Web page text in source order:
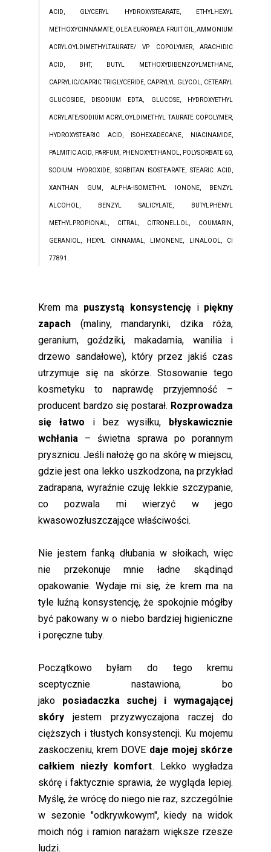
ACID, GLYCERYL HYDROXYSTEARATE, ETHYLHEXYL
METHOXYCINNAMATE, OLEA EUROPAEA FRUIT OIL, AMMONIUM
ACRYLOYLDIMETHYLTAURATE/ VP COPOLYMER, ARACHIDIC
ACID, BHT, BUTYL METHOXYDIBENZOYLMETHANE,
CAPRYLIC/CAPRIC TRIGLYCERIDE, CAPRYLYL GLYCOL, CETEARYL
GLUCOSIDE, DISODIUM EDTA, GLUCOSE, HYDROXYETHYL
ACRYLATE/SODIUM ACRYLOYLDIMETHYL TAURATE COPOLYMER,
HYDROXYSTEARIC ACID, ISOHEXADECANE, NIACINAMIDE,
PALMITIC ACID, PARFUM, PHENOXYETHANOL, POLYSORBATE 60,
SODIUM HYDROXIDE, SORBITAN ISOSTEARATE, STEARIC ACID,
XANTHAN GUM, ALPHA-ISOMETHYL IONONE, BENZYL
ALCOHOL, BENZYL SALICYLATE, BUTYLPHENYL
METHYLPROPIONAL, CITRAL, CITRONELLOL, COUMARIN,
GERANIOL, HEXYL CINNAMAL, LIMONENE, LINALOOL, CI
77891.
Krem ma puszystą konsystencjęi piękny
zapach(maliny, mandarynki, dzika róża,
geranium, goździki, makadamia, wanilia i
drzewo sandałowe), który przez jakiś czas
utrzymuje się na skórze. Stosowanie tego
kosmetyku to naprawdę przyjemność –
producent bardzo się postarał. Rozprowadza
się łatwo i bez wysiłku, błyskawicznie
wchłania – świetna sprawa po porannym
prysznicu. Jeśli nałożę go na skórę w miejscu,
gdzie jest ona lekko uszkodzona, na przykład
zadrapana, wyraźnie czuję lekkie szczypanie,
co pozwala mi wierzyć w jego
kwasowozłuszczające właściwości.
Nie jestem fanką dłubania w słoikach, więc
nie przekonuje mnie ładne skądinąd
opakowanie. Wydaje mi się, że krem ma na
tyle luźną konsystencję, że spokojnie mógłby
być pakowany w o niebo bardziej higieniczne
i poręczne tuby.
Początkowo byłam do tego kremu
sceptycznie nastawiona, bo
jako posiadaczka suchej i wymagającej
skóryjestem przyzwyczajona raczej do
cięższych i tłustych konsystencji. Ku mojemu
zaskoczeniu, krem DOVE daje mojej skórze
całkiem niezły komfort. Lekko wygładza
skórę i faktycznie sprawia, że wygląda lepiej.
Myślę, że wrócę do niego nie raz, szczególnie
w sezonie "odkrywkowym", kiedy na widok
moich nóg i ramion narażam większe rzesze
ludzi.